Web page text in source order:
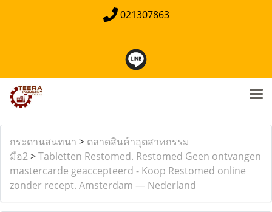
021307863
กระดานสนทนา > ตลาดสินค้าอุตสาหกรรม
มือ2>Tabletten Restomed. Restomed Geen ontvangen
mastercarde geaccepteerd - Koop Restomed online
zonder recept. Amsterdam — Nederland